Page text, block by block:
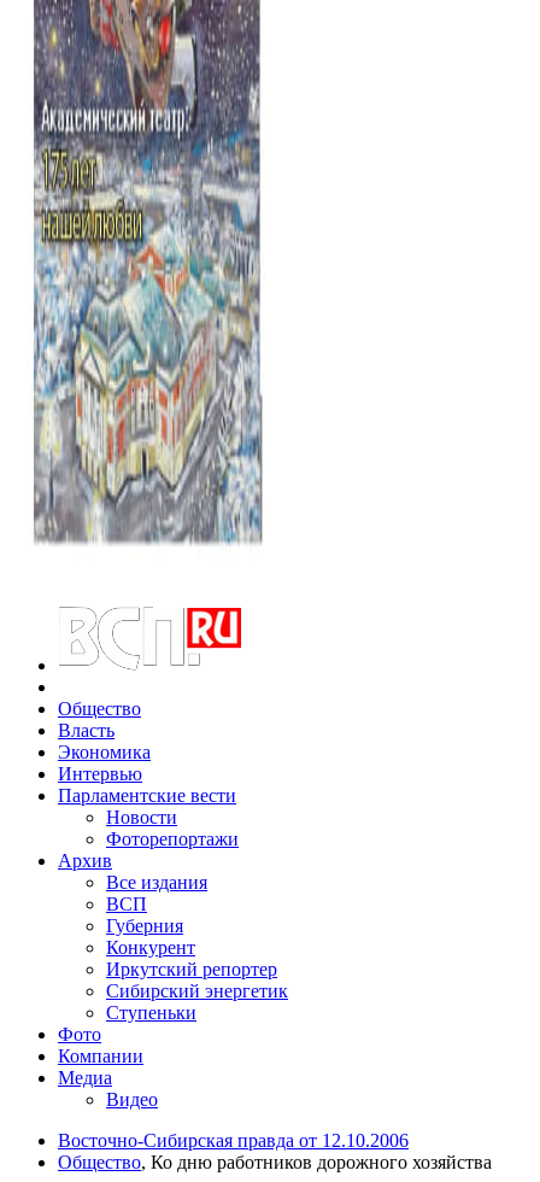
Общество
Власть
Экономика
Интервью
Парламентские вести
Новости
Фоторепортажи
Архив
Все издания
ВСП
Губерния
Конкурент
Иркутский репортер
Сибирский энергетик
Ступеньки
Фото
Компании
Медиа
Видео
Восточно-Сибирская правда от 12.10.2006
Общество, Ко дню работников дорожного хозяйства